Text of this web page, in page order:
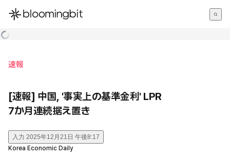
한국어
速報
[速報] 中国, '事実上の基準金利' LPR
7か月連続据え置き
入力 2025年12月21日 午後8:17
Korea Economic Daily